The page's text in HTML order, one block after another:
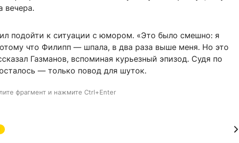
вечера.
подойти к ситуации с юмором. «Это было смешно: я
что Филипп — шпала, в два раза выше меня. Но это
Газманов, вспоминая курьезный эпизод. Судя по
— только повод для шуток.
фрагмент и нажмите Ctrl+Enter